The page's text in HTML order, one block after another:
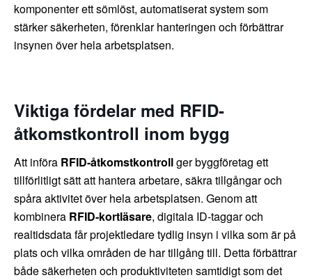
komponenter ett sömlöst, automatiserat system som
stärker säkerheten, förenklar hanteringen och förbättrar
insynen över hela arbetsplatsen.
Viktiga fördelar med RFID-
åtkomstkontroll inom bygg
Att införa RFID-åtkomstkontrollger byggföretag ett
tillförlitligt sätt att hantera arbetare, säkra tillgångar och
spåra aktivitet över hela arbetsplatsen. Genom att
kombinera RFID-kortläsare, digitala ID-taggar och
realtidsdata får projektledare tydlig insyn i vilka som är på
plats och vilka områden de har tillgång till. Detta förbättrar
både säkerheten och produktiviteten samtidigt som det